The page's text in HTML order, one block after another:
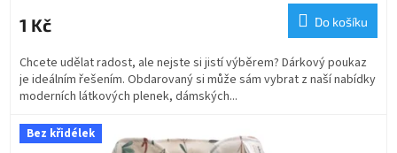
1 Kč Do košíku
Chcete udělat radost, ale nejste si jistí výběrem? Dárkový poukaz
je ideálním řešením. Obdarovaný si může sám vybrat z naší nabídky
moderních látkových plenek, dámských...
Bez křidélek